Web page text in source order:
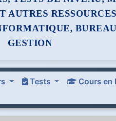
AUTRES
GESTION
Tests Cours en